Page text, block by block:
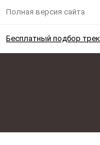
Полная версия сайта
Бесплатный подбор